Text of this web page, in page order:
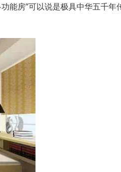
能房”可以说是极具中华五千